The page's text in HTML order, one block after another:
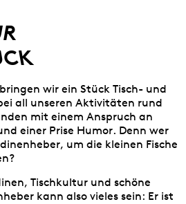
wir ein Stück Tisch- und
all unseren Aktivitäten rund
mit einem Anspruch an
einer Prise Humor. Denn wer
um die kleinen Fische
Tischkultur und schöne
kann also vieles sein: Er ist